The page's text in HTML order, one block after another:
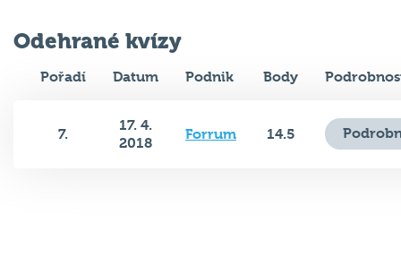
Odehrané kvízy
Pořadí Datum Podnik Body
7.
17. 4.
2018
Forrum 14.5